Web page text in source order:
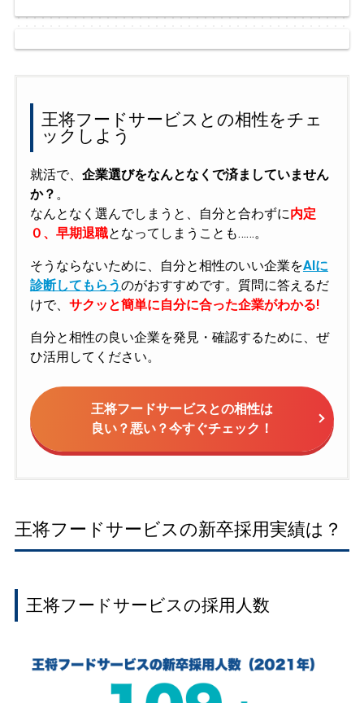
王将フードサービスとの相性をチェ
ックしよう
就活で、 企業選びをなんとなくで済ましていません
か？ 。
なんとなく選んでしまうと、自分と合わずに内定
０、早期退職となってしまうことも……。
そうならないために、自分と相性のいい企業をAIに
診断してもらうのがおすすめです。質問に答えるだ
けで、 サクッと簡単に自分に合った企業がわかる!
自分と相性の良い企業を発見・確認するために、ぜ
ひ活用してください。
王将フードサービスとの相性は
良い？悪い？今すぐチェック！
王将フードサービスの新卒採用実績は？
王将フードサービスの採用人数